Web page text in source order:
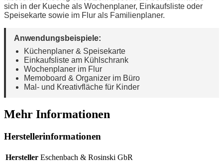
sich in der Kueche als Wochenplaner, Einkaufsliste oder
Speisekarte sowie im Flur als Familienplaner.
Anwendungsbeispiele:
Küchenplaner & Speisekarte
Einkaufsliste am Kühlschrank
Wochenplaner im Flur
Memoboard & Organizer im Büro
Mal- und Kreativfläche für Kinder
Mehr Informationen
Herstellerinformationen
Hersteller Eschenbach & Rosinski GbR